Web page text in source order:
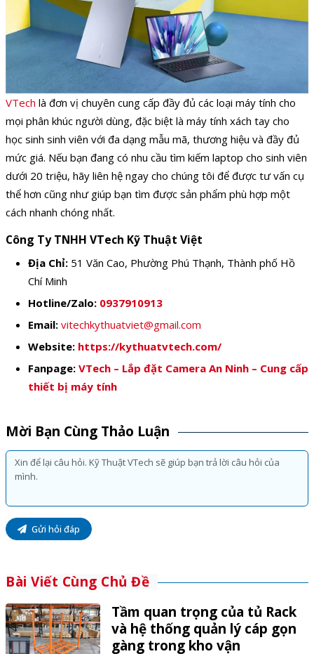
VTech là đơn vị chuyên cung cấp đầy đủ các loại máy tính cho
mọi phân khúc người dùng, đặc biệt là máy tính xách tay cho
học sinh sinh viên với đa dạng mẫu mã, thương hiệu và đầy đủ
mức giá. Nếu bạn đang có nhu cầu tìm kiếm laptop cho sinh viên
dưới 20 triệu, hãy liên hệ ngay cho chúng tôi để được tư vấn cụ
thể hơn cũng như giúp bạn tìm được sản phẩm phù hợp một
cách nhanh chóng nhất.
Công Ty TNHH VTech Kỹ Thuật Việt
Địa Chỉ: 51 Văn Cao, Phường Phú Thạnh, Thành phố Hồ
Chí Minh
Hotline/Zalo: 0937910913
Email: vitechkythuatviet@gmail.com
Website: https://kythuatvtech.com/
Fanpage: VTech – Lắp đặt Camera An Ninh – Cung cấp
thiết bị máy tính
Mời Bạn Cùng Thảo Luận
Gửi hỏi đáp
Bài Viết Cùng Chủ Đề
Tầm quan trọng của tủ Rack
và hệ thống quản lý cáp gọn
gàng trong kho vận